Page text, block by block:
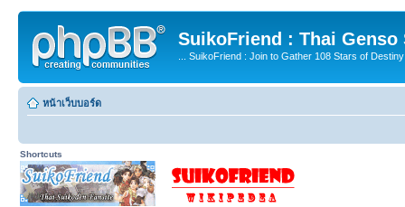
SuikoFriend : Thai Genso
... SuikoFriend : Join to Gather 108 Stars of
หน้าเว็บบอร์ด
Shortcuts